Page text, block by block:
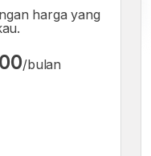
A
harga yang
/bulan